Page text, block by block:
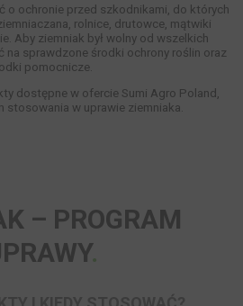
o ochronie przed szkodnikami, do których
rolnice, drutowce, mątwiki
Aby ziemniak był wolny od wszelkich
na sprawdzone środki ochrony roślin oraz
pomocnicze.
dostępne w ofercie Sumi Agro Poland,
stosowania w uprawie ziemniaka.
– PROGRAM